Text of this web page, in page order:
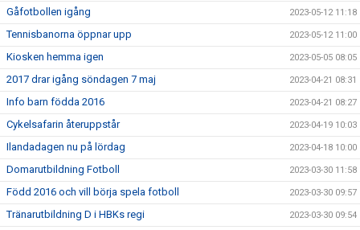
Gåfotbollen igång 2023-05-12 11:18
Tennisbanorna öppnar upp 2023-05-12 11:00
Kiosken hemma igen 2023-05-05 08:05
2017 drar igång söndagen 7 maj 2023-04-21 08:31
Info barn födda 2016 2023-04-21 08:27
Cykelsafarin återuppstår 2023-04-19 10:03
Ilandadagen nu på lördag 2023-04-18 10:00
Domarutbildning Fotboll 2023-03-30 11:58
Född 2016 och vill börja spela fotboll 2023-03-30 09:57
Tränarutbildning D i HBKs regi 2023-03-30 09:54